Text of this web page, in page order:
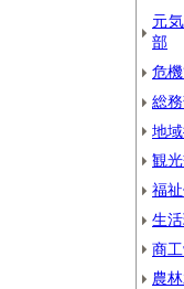
元
部
危
総
地
観
福
生
商
農